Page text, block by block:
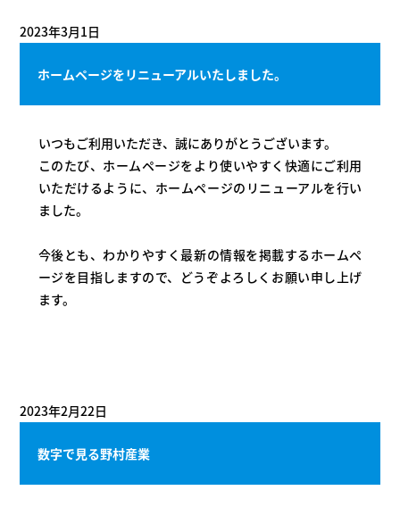
2023年3月1日
ホームページをリニューアルいたしました。
いつもご利用いただき、誠にありがとうございます。
このたび、ホームページをより使いやすく快適にご利用
いただけるように、ホームページのリニューアルを行い
ました。
今後とも、わかりやすく最新の情報を掲載するホームペ
ージを目指しますので、どうぞよろしくお願い申し上げ
ます。
2023年2月22日
数字で見る野村産業